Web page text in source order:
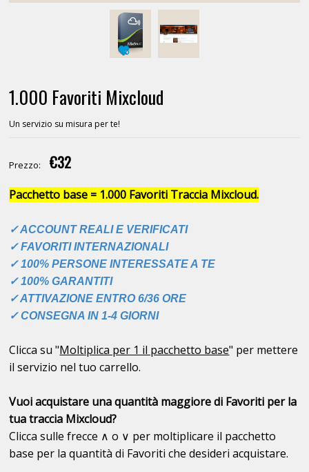
1.000 Favoriti Mixcloud
Un servizio su misura per te!
Prezzo: €32
Pacchetto base = 1.000 Favoriti Traccia Mixcloud.
✓ ACCOUNT REALI E VERIFICATI
✓ FAVORITI INTERNAZIONALI
✓ 100% PERSONE INTERESSATE A TE
✓ 100% GARANTITI
✓ ATTIVAZIONE ENTRO 6/36 ORE
✓ CONSEGNA IN 1-4 GIORNI
Clicca su "Moltiplica per 1 il pacchetto base" per mettere
il servizio nel tuo carrello.
Vuoi acquistare una quantità maggiore di Favoriti per la
tua traccia Mixcloud?
Clicca sulle frecce ∧ o ∨ per moltiplicare il pacchetto
base per la quantità di Favoriti che desideri acquistare.